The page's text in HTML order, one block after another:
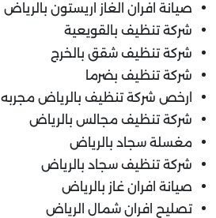
صيانة افران الغاز اريستون بالرياض
شركة تنظيف بالقويعية
شركة تنظيف شقق بالخرج
شركة تنظيف بضرما
ارخص شركة تنظيف بالرياض مجربه
شركة تنظيف مجالس بالرياض
مغسلة سجاد بالرياض
شركة تنظيف سجاد بالرياض
صيانة افران غاز بالرياض
تصليح افران شمال الرياض